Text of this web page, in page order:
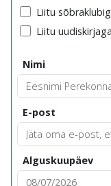
Liitu
Liitu uudiskirjaga
Nimi
E-post
Alguskuupäev